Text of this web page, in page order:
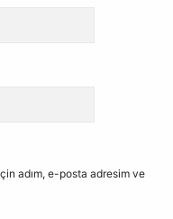
adım, e-posta adresim ve